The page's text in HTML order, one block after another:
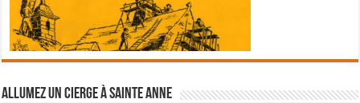
Allumez un cierge à Sainte Anne